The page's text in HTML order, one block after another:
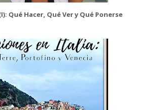
Qué Hacer, Qué Ver y Qué Ponerse